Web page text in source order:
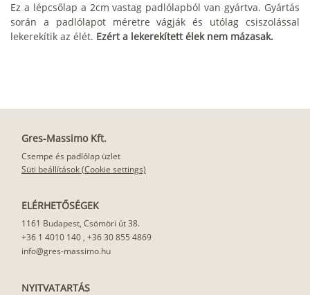
Ez a lépcsőlap a 2cm vastag padlólapból van gyártva. Gyártás
során a padlólapot méretre vágják és utólag csiszolással
lekerekítik az élét. Ezért a lekerekített élek nem mázasak.
Gres-Massimo Kft.
Csempe és padlólap üzlet
Süti beállítások (Cookie settings)
ELÉRHETŐSÉGEK
1161 Budapest, Csömöri út 38.
+36 1 4010 140 , +36 30 855 4869
info@gres-massimo.hu
NYITVATARTÁS